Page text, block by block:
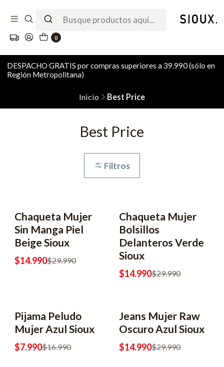
0
DESPACHO GRATIS por compras superiores a 39.990 (sólo en
Región Metropolitana)
Inicio Best Price
Best Price
Filtros
-50% OFF
Chaqueta Mujer
Sin Manga Piel
Beige Sioux
$14.990$29.990
-50% OFF
Chaqueta Mujer
Bolsillos
Delanteros Verde
Sioux
$14.990$29.990
-53% OFF
Pijama Peludo
Mujer Azul Sioux
$7.990$16.990
-50% OFF
Jeans Mujer Raw
Oscuro Azul Sioux
$14.990$29.990